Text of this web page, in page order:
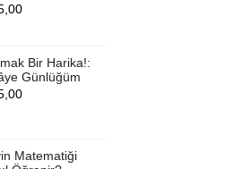
Bir Harika!:
Günlüğüm
Matematiği